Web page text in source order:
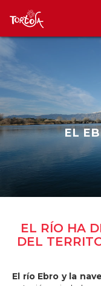
EL
EL RÍO HA
DEL
El río Ebro y la